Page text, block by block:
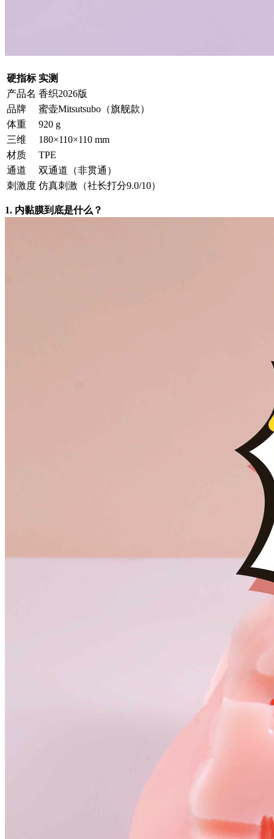
硬指标 实测
产品名 香织2026版
品牌
蜜壶Mitsutsubo（旗舰款）
体重
920 g
三维
180×110×110 mm
材质
TPE
通道
双通道（非贯通）
刺激度 仿真刺激（社长打分9.0/10）
1. 内黏膜到底是什么？